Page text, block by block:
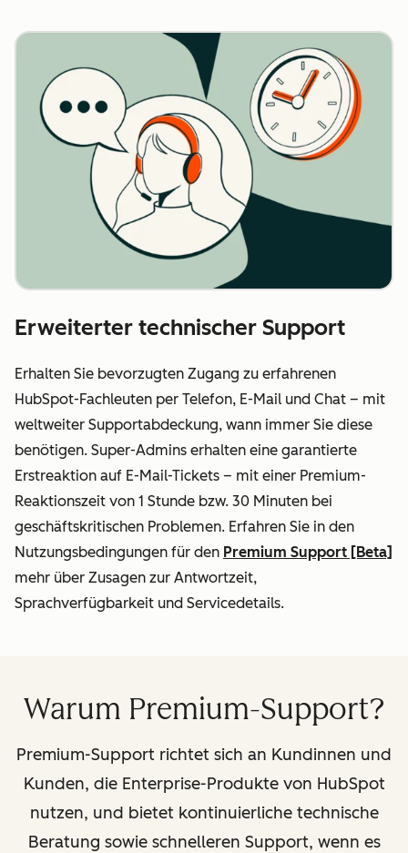
Erweiterter technischer Support
Erhalten Sie bevorzugten Zugang zu erfahrenen
HubSpot-Fachleuten per Telefon, E-Mail und Chat – mit
weltweiter Supportabdeckung, wann immer Sie diese
benötigen. Super-Admins erhalten eine garantierte
Erstreaktion auf E-Mail-Tickets – mit einer Premium-
Reaktionszeit von 1 Stunde bzw. 30 Minuten bei
geschäftskritischen Problemen. Erfahren Sie in den
Nutzungsbedingungen für den Premium Support [Beta]
mehr über Zusagen zur Antwortzeit,
Sprachverfügbarkeit und Servicedetails.
Warum Premium-Support?
Premium-Support richtet sich an Kundinnen und
Kunden, die Enterprise-Produkte von HubSpot
nutzen, und bietet kontinuierliche technische
Beratung sowie schnelleren Support, wenn es